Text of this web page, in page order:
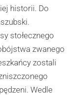
historii. Do
stołecznego
zwanego
zostali
Wedle